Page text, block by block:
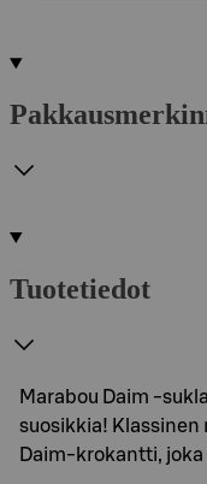
Tuotetiedot
Marabou Daim -
suosikkia! Klassinen
Daim-krokantti,